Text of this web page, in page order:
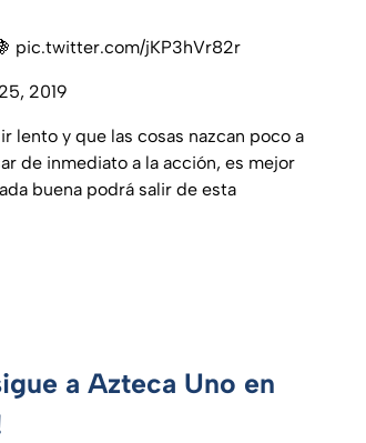
pic.twitter.com/jKP3hVr82r
2019
lento y que las cosas nazcan poco a
de inmediato a la acción, es mejor
buena podrá salir de esta
a Azteca Uno en